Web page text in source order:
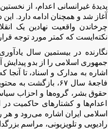
پدیدۀ غیرانسانی اعدام، از
آغاز شد و همچنان ادامه دارد.
چرخاندن واقعیت نهادین یک
نکته‌ایست که کمتر مورد توجه
جمهوری اسلامی را از بدو
فاجعۀ سال ۶٧،
حقوق بشر، گروه‌ها و احزاب
اعدام‌ها و کشتارهای حاکمیت
اسلامی ایران اشاره می‌رود و هر
رادیویی و تلویزیونی، مراسم